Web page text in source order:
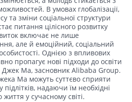
В умовах глобалізації,
та зміни соціальної структури
питання цілісного розвитку
включає не лише
але й емоційний, соціальний
Однією з впливових
пропагує нові підходи до освіти
Джек Ма, засновник Alibaba Group.
Ма можуть суттєво сприяти
надаючи їм необхідні
у сучасному світі.